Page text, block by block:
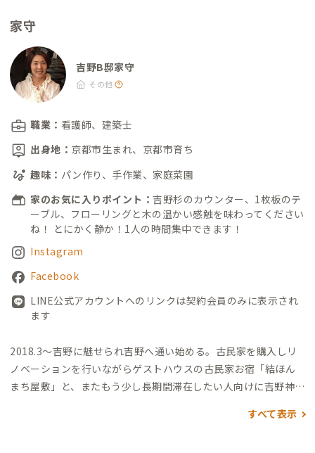
家守
吉野B邸家守
その他
職業： 看護師、建築士
出身地： 京都市生まれ、京都市育ち
趣味： パン作り、手作業、家庭菜園
家のお気に入りポイント： 吉野杉のカウンター、1枚板のテ
ーブル、フローリングと木の温かい感触を味わってください
ね！ とにかく静か！1人の時間集中できます！
Instagram
Facebook
LINE公式アカウントへのリンクは契約会員のみに表示され
ます
2018.3～吉野に魅せられ吉野へ通い始める。古民家を購入しリ
ノベーションを行いながらゲストハウスの古民家お宿「結ほん
まち屋敷」と、またもう少し長期間滞在したい人向けに吉野神宮
吉野と関係性を築き、「ノスタルジックなまち 吉
すべて表示